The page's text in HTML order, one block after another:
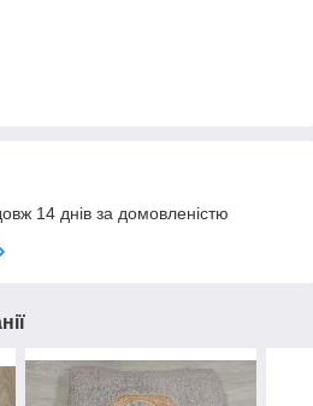
14 днів за домовленістю